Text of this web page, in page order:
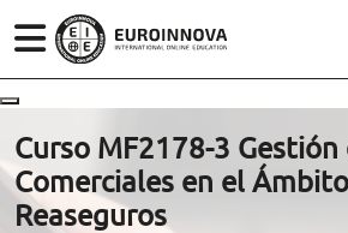
ESTUDIOS
(+34)958 050 200 (gratuito en España)
900 831 200
Curso MF2178-3 Gestión
Comerciales en el
Reaseguros